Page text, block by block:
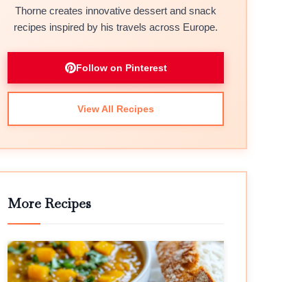
Thorne creates innovative dessert and snack
recipes inspired by his travels across Europe.
Follow on Pinterest
View All Recipes
More Recipes